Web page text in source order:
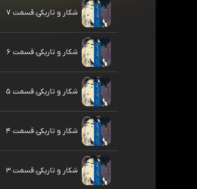
شکار و تاریکی.قسمت ۷
شکار و تاریکی.قسمت ۶
شکار و تاریکی.قسمت ۵
شکار و تاریکی.قسمت ۴
شکار و تاریکی.قسمت ۳